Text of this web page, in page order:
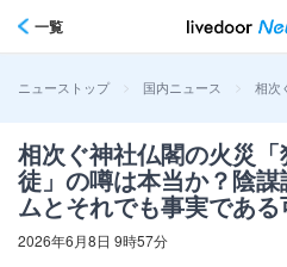
一覧
ニューストップ > 国内ニュース > 相次
相次ぐ神社仏閣の火災
徒」の噂は本当か？陰
ムとそれでも事実であ
2026年6月8日 9時57分